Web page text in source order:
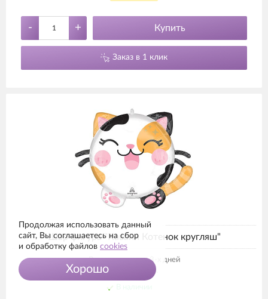
- + Купить
Заказ в 1 клик
Шар фигура "Кавайи Котенок кругляш"
Время полета от 3-х дней
Размер 45см.
Продолжая использовать данный
сайт, Вы соглашаетесь на сбор
и обработку файлов cookies
Хорошо